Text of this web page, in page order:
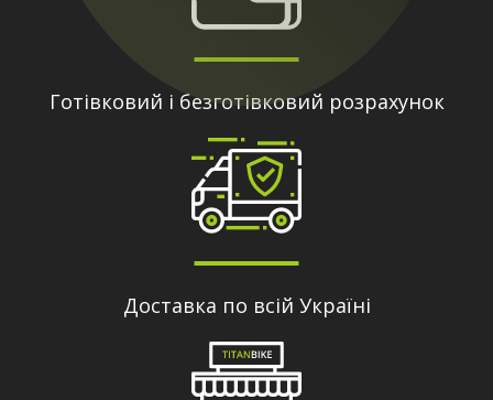
Готівковий і безготівковий розрахунок
Доставка по всій Україні